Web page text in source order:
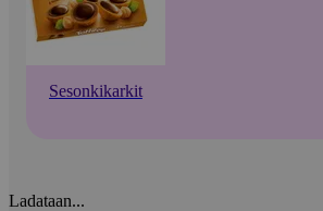
Sesonkikarkit
Ladataan...